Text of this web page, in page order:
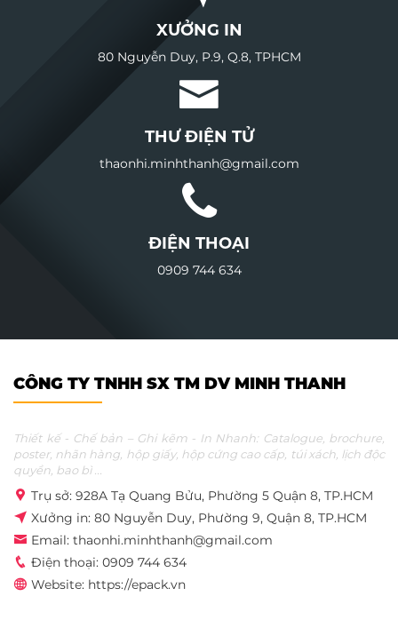
XƯỞNG IN
80 Nguyễn Duy, P.9, Q.8, TPHCM
THƯ ĐIỆN TỬ
thaonhi.minhthanh@gmail.com
ĐIỆN THOẠI
0909 744 634
CÔNG TY TNHH SX TM DV MINH THANH
Thiết kế - Chế bản – Ghi kẽm - In Nhanh: Catalogue, brochure,
poster, nhãn hàng, hộp giấy, hộp cứng cao cấp, túi xách, lịch độc
quyền, bao bì ...
Trụ sở: 928A Tạ Quang Bửu, Phường 5 Quận 8, TP.HCM
Xưởng in: 80 Nguyễn Duy, Phường 9, Quận 8, TP.HCM
Email: thaonhi.minhthanh@gmail.com
Điện thoại: 0909 744 634
Website: https://epack.vn